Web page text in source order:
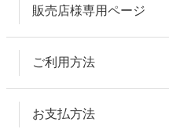
販売店様専用ページ
ご利用方法
お支払方法